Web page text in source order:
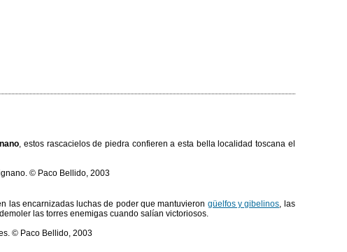
, estos rascacielos de piedra confieren a esta bella localidad toscana el
las encarnizadas luchas de poder que mantuvieron güelfos y gibelinos, las
las torres enemigas cuando salían victoriosos.